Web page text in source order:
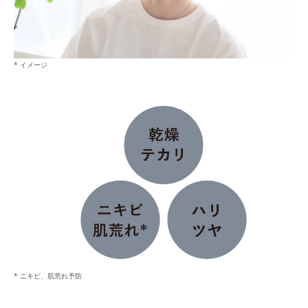
* イメージ
* ニキビ、肌荒れ予防